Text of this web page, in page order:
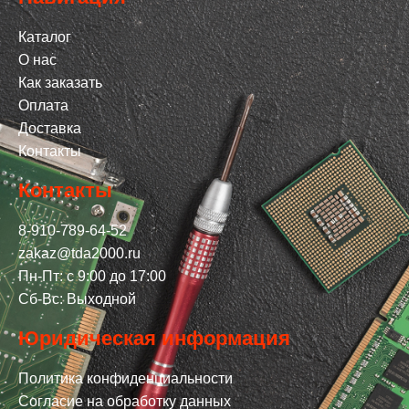
Каталог
О нас
Как заказать
Оплата
Доставка
Контакты
Контакты
8-910-789-64-52
zakaz@tda2000.ru
Пн-Пт: с 9:00 до 17:00
Сб-Вс: Выходной
Юридическая информация
Политика конфиденциальности
Согласие на обработку данных